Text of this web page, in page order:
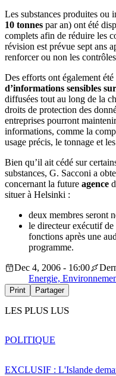
Les substances produites ou
10 tonnes par an) ont été
complets afin de réduire les
révision est prévue sept ans
renforcer ou non les
Des efforts ont également
d’informations sensibles
diffusées tout au long de la
droits de protection des
entreprises pourront
informations, comme la
usage précis, le tonnage et
Bien qu’il ait cédé sur
substances, G. Sacconi a
concernant la future agence
situer à Helsinki :
deux membres seront
le directeur exécutif de
fonctions après une
programme.
Dec 4, 2006 - 16:00
Energie,
Print Partager
LES PLUS LUS
EXCLUSIF : L'Islande
POLITIQUE